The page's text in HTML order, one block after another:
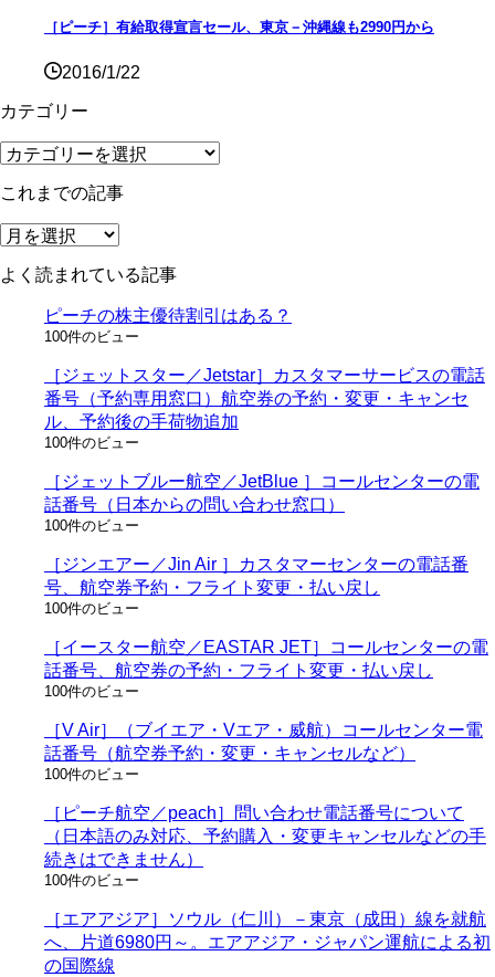
［ピーチ］有給取得宣言セール、東京－沖縄線も2990円から
2016/1/22
カテゴリー
カ
ゴ
リ
ー
これまでの記事
こ
ま
よく読まれている記事
ピーチの株主優待割引はある？
100件のビュー
［ジェットスター／Jetstar］カスタマーサービスの電話
番号（予約専用窓口）航空券の予約・変更・キャンセ
ル、予約後の手荷物追加
100件のビュー
［ジェットブルー航空／JetBlue ］コールセンターの電
話番号（日本からの問い合わせ窓口）
100件のビュー
［ジンエアー／Jin Air ］カスタマーセンターの電話番
号、航空券予約・フライト変更・払い戻し
100件のビュー
［イースター航空／EASTAR JET］コールセンターの電
話番号、航空券の予約・フライト変更・払い戻し
100件のビュー
［V Air］（ブイエア・Vエア・威航）コールセンター電
話番号（航空券予約・変更・キャンセルなど）
100件のビュー
［ピーチ航空／peach］問い合わせ電話番号について
（日本語のみ対応、予約購入・変更キャンセルなどの手
続きはできません）
100件のビュー
［エアアジア］ソウル（仁川）－東京（成田）線を就航
へ、片道6980円～。エアアジア・ジャパン運航による初
の国際線